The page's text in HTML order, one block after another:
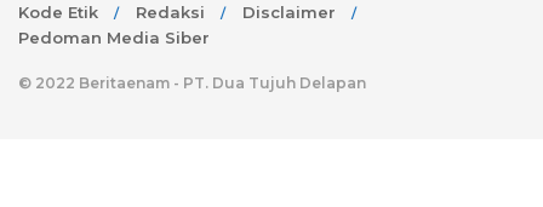
Kode Etik Redaksi
Disclaimer
Pedoman Media Siber
© 2022 Beritaenam - PT. Dua Tujuh Delapan